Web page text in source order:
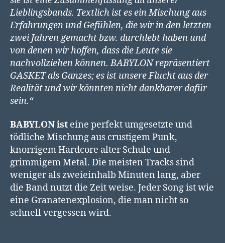
Lieblingsbands. Textlich ist es ein Mischung aus
Erfahrungen und Gefühlen, die wir in den letzten
zwei Jahren gemacht bzw. durchlebt haben und
von denen wir hoffen, dass die Leute sie
nachvollziehen können. BABYLON repräsentiert
GASKET als Ganzes; es ist unsere Flucht aus der
Realität und wir könnten nicht dankbarer dafür
sein.“
BABYLON ist eine perfekt umgesetzte und
tödliche Mischung aus crustigem Punk,
knorrigem Hardcore alter Schule und
grimmigem Metal. Die meisten Tracks sind
weniger als zweieinhalb Minuten lang, aber
die Band nutzt die Zeit weise. Jeder Song ist wie
eine Granatenexplosion, die man nicht so
schnell vergessen wird.